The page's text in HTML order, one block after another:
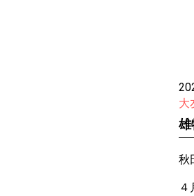
大
雄
秋
４